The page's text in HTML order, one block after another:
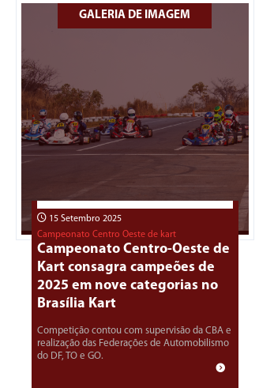
GALERIA DE IMAGEM
15 Setembro 2025
Campeonato Centro Oeste de kart
Campeonato Centro-Oeste de
Kart consagra campeões de
2025 em nove categorias no
Brasília Kart
Competição contou com supervisão da CBA e
realização das Federações de Automobilismo
do DF, TO e GO.